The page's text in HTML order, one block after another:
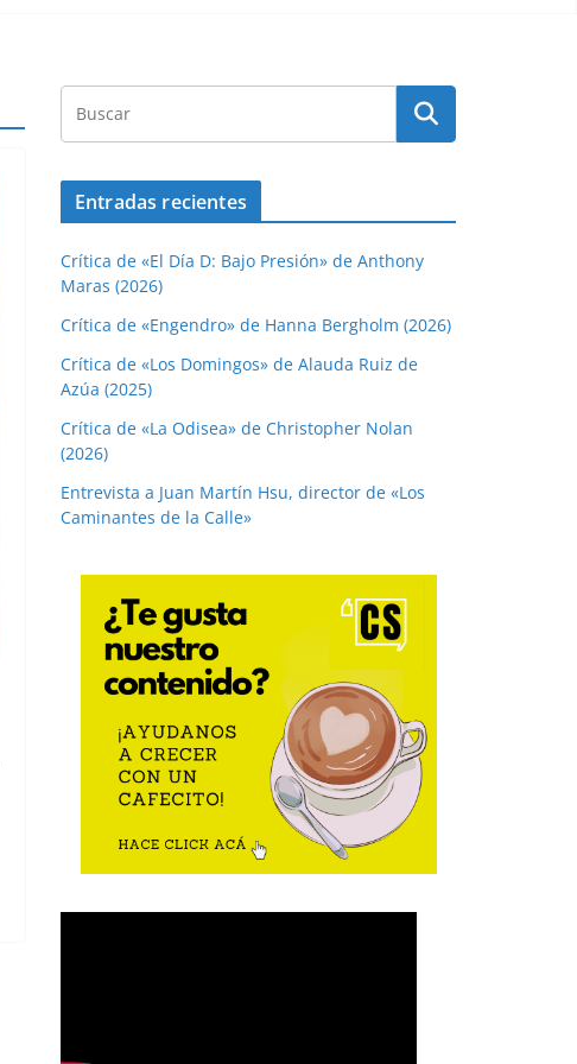
Entradas recientes
Crítica de «El Día D: Bajo Presión» de Anthony
Maras (2026)
Crítica de «Engendro» de Hanna Bergholm (2026)
Crítica de «Los Domingos» de Alauda Ruiz de
Azúa (2025)
Crítica de «La Odisea» de Christopher Nolan
(2026)
Entrevista a Juan Martín Hsu, director de «Los
Caminantes de la Calle»